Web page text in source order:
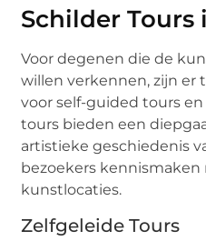
Schilder Tours
Voor degenen die de
willen verkennen, zijn er
voor self-guided tours
tours bieden een
artistieke geschiedenis
bezoekers
kunstlocaties.
Zelfgeleide Tours